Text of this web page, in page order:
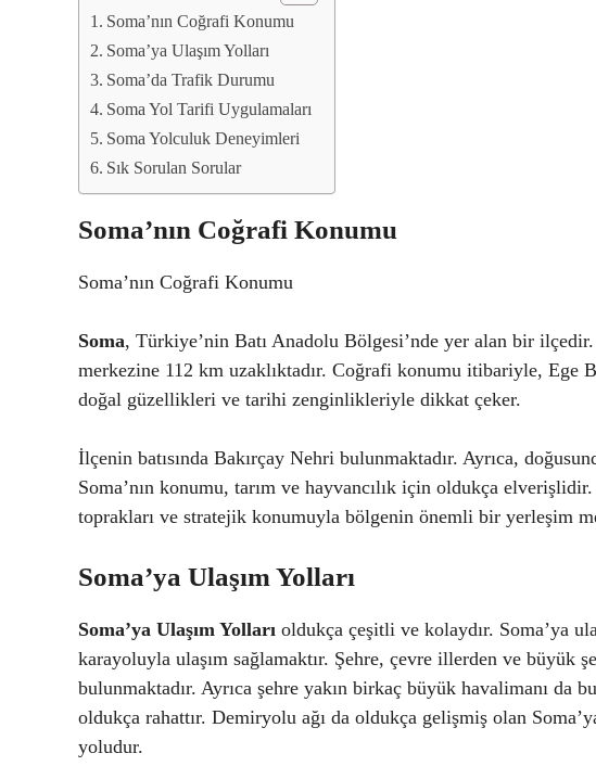
Soma’nın Coğrafi Konumu
Soma’ya Ulaşım Yolları
Soma’da Trafik Durumu
Soma Yol Tarifi Uygulamaları
Soma Yolculuk Deneyimleri
Sık Sorulan Sorular
Soma’nın Coğrafi Konumu
Soma’nın Coğrafi Konumu
Soma, Türkiye’nin Batı Anadolu Bölgesi’nde yer alan bir
merkezine 112 km uzaklıktadır. Coğrafi konumu itibariyle, Ege
doğal güzellikleri ve tarihi zenginlikleriyle dikkat çeker.
İlçenin batısında Bakırçay Nehri bulunmaktadır. Ayrıca,
Soma’nın konumu, tarım ve hayvancılık için oldukça
toprakları ve stratejik konumuyla bölgenin önemli bir yerleşim
Soma’ya Ulaşım Yolları
Soma’ya Ulaşım Yolları oldukça çeşitli ve kolaydır. Soma’ya
karayoluyla ulaşım sağlamaktır. Şehre, çevre illerden ve büyük
bulunmaktadır. Ayrıca şehre yakın birkaç büyük havalimanı da
oldukça rahattır. Demiryolu ağı da oldukça gelişmiş olan
yoludur.